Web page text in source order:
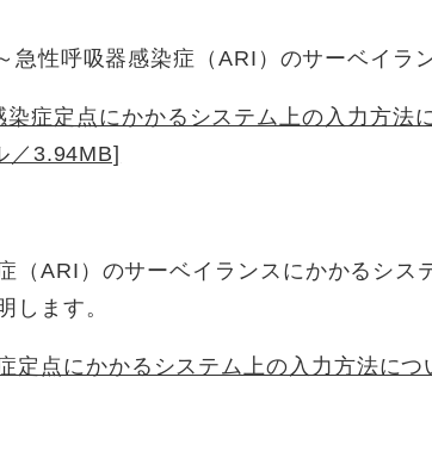
急性呼吸器感染症（ARI）のサーベイラ
染症定点にかかるシステム上の入力方法
／3.94MB]
（ARI）のサーベイランスにかかるシス
します。
定点にかかるシステム上の入力方法につ